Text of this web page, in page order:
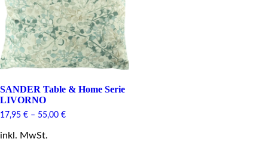
SANDER Table & Home Serie
LIVORNO
17,95 € – 55,00 €
inkl. MwSt.